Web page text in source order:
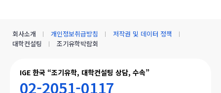
IGE 한국 “조기유학, 대학컨설팅 상담, 수속”
02-2051-0117
회사소개 개인정보취급방침
저작권 및 데이터 정책
대학컨설팅
조기유학박람회